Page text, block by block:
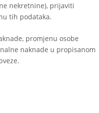
nekretnine), prijaviti
tih podataka.
promjenu osobe
naknade u propisanom